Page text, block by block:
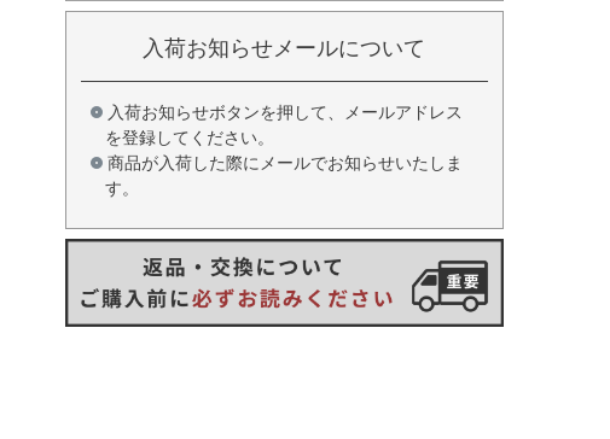
入荷お知らせメールについて
入荷お知らせボタンを押して、メールアドレス
を登録してください。
商品が入荷した際にメールでお知らせいたしま
す。